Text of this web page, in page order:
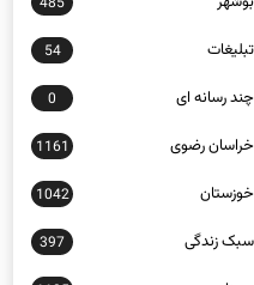
تبلیغات 54
چند رسانه ای 0
خراسان رضوی 1161
خوزستان 1042
سبک زندگی 397
سمنان 1185